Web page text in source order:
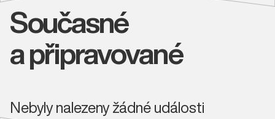
Současné
a připravované
Nebyly nalezeny žádné události